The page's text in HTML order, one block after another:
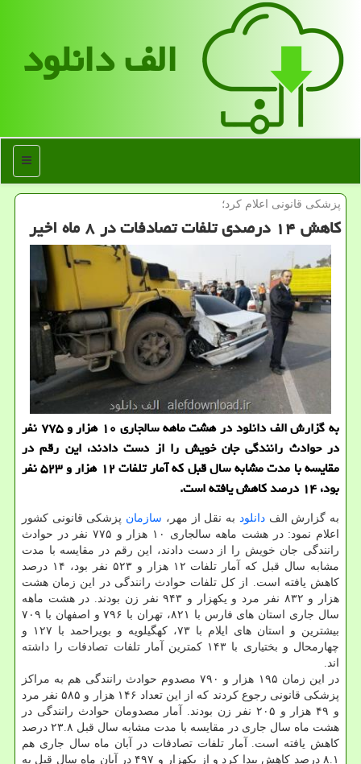
الف دانلود
منو
پزشكی قانونی اعلام كرد؛
كاهش ۱۴ درصدی تلفات تصادفات در ۸ ماه اخیر
به گزارش الف دانلود در هشت ماهه سالجاری ۱۰ هزار و ۷۷۵ نفر
در حوادث رانندگی جان خویش را از دست دادند، این رقم در
مقایسه با مدت مشابه سال قبل که آمار تلفات ۱۲ هزار و ۵۲۳ نفر
بود، ۱۴ درصد کاهش یافته است.
به گزارش الفدانلود به نقل از مهر، سازمان پزشکی قانونی کشور
اعلام نمود: در هشت ماهه سالجاری ۱۰ هزار و ۷۷۵ نفر در حوادث
رانندگی جان خویش را از دست دادند، این رقم در مقایسه با مدت
مشابه سال قبل که آمار تلفات ۱۲ هزار و ۵۲۳ نفر بود، ۱۴ درصد
کاهش یافته است. از کل تلفات حوادث رانندگی در این زمان هشت
هزار و ۸۳۲ نفر مرد و یکهزار و ۹۴۳ نفر زن بودند. در هشت ماهه
سال جاری استان های فارس با ۸۲۱، تهران با ۷۹۶ و اصفهان با ۷۰۹
بیشترین و استان های ایلام با ۷۳، کهگیلویه و بویراحمد با ۱۲۷ و
چهارمحال و بختیاری با ۱۴۳ کمترین آمار تلفات تصادفات را داشته
اند.
در این زمان ۱۹۵ هزار و ۷۹۰ مصدوم حوادث رانندگی هم به مراکز
پزشکی قانونی رجوع کردند که از این تعداد ۱۴۶ هزار و ۵۸۵ نفر مرد
و ۴۹ هزار و ۲۰۵ نفر زن بودند. آمار مصدومان حوادث رانندگی در
هشت ماه سال جاری در مقایسه با مدت مشابه سال قبل ۲۳.۸ درصد
کاهش یافته است. آمار تلفات تصادفات در آبان ماه سال جاری هم
۸.۱ درصد کاهش پیدا کرد و از یکهزار و ۴۹۷ در آبان ماه سال قبل به